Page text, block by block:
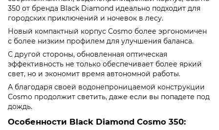
350 от бренда Black Diamond идеально подходит для
городских приключений и ночевок в лесу.
Новый компактный корпус Cosmo более эргономичен
с более низким профилем для улучшения баланса.
С другой стороны, обновленная оптическая
эффективность не только обеспечивает более яркий
свет, но и экономит время автономной работы.
А благодаря своей водонепроницаемой конструкции
Cosmo продолжит светить, даже если вы попадете под
дождь.
Особенности Black Diamond Cosmo 350: